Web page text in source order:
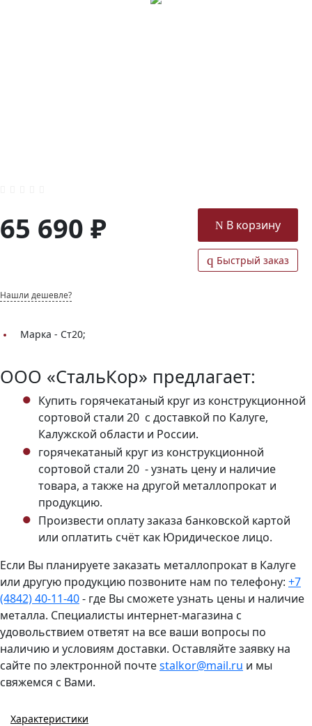
65 690 ₽ В корзину
Быстрый заказ
Нашли дешевле?
Марка - Ст20;
ООО «СтальКор» предлагает:
Купить горячекатаный круг из конструкционной
сортовой стали 20 с доставкой по Калуге,
Калужской области и России.
горячекатаный круг из конструкционной
сортовой стали 20 - узнать цену и наличие
товара, а также на другой металлопрокат и
продукцию.
Произвести оплату заказа банковской картой
или оплатить счёт как Юридическое лицо.
Если Вы планируете заказать металлопрокат в Калуге
или другую продукцию позвоните нам по телефону: +7
(4842) 40-11-40- где Вы сможете узнать цены и наличие
металла. Специалисты интернет-магазина с
удовольствием ответят на все ваши вопросы по
наличию и условиям доставки. Оставляйте заявку на
сайте по электронной почтеstalkor@mail.ru и мы
свяжемся с Вами.
Характеристики